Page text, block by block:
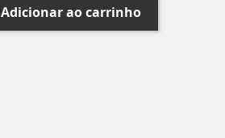
Adicionar ao carrinho